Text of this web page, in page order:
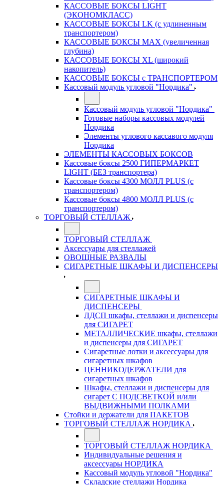
КАССОВЫЕ БОКСЫ LIGHT
(ЭКОНОМКЛАСС)
КАССОВЫЕ БОКСЫ LK (с удлиненным
транспортером)
КАССОВЫЕ БОКСЫ MAX (увеличенная
глубина)
КАССОВЫЕ БОКСЫ XL (широкий
накопитель)
КАССОВЫЕ БОКСЫ с ТРАНСПОРТЕРОМ
Кассовый модуль угловой "Нордика"
Кассовый модуль угловой "Нордика"
Готовые наборы кассовых модулей
Нордика
Элементы углового кассавого модуля
Нордика
ЭЛЕМЕНТЫ КАССОВЫХ БОКСОВ
Кассовые боксы 2500 ГИПЕРМАРКЕТ
LIGHT (БЕЗ транспортера)
Кассовые боксы 4300 МОЛЛ PLUS (с
транспортером)
Кассовые боксы 4800 МОЛЛ PLUS (с
транспортером)
ТОРГОВЫЙ СТЕЛЛАЖ
ТОРГОВЫЙ СТЕЛЛАЖ
Аксессуары для стеллажей
ОВОЩНЫЕ РАЗВАЛЫ
СИГАРЕТНЫЕ ШКАФЫ И ДИСПЕНСЕРЫ
СИГАРЕТНЫЕ ШКАФЫ И
ДИСПЕНСЕРЫ
ЛДСП шкафы, стеллажи и диспенсеры
для СИГАРЕТ
МЕТАЛЛИЧЕСКИЕ шкафы, стеллажи
и диспенсеры для СИГАРЕТ
Сигаретные лотки и аксессуары для
сигаретных шкафов
ЦЕННИКОДЕРЖАТЕЛИ для
сигаретных шкафов
Шкафы, стеллажи и диспенсеры для
сигарет С ПОДСВЕТКОЙ и/или
ВЫДВИЖНЫМИ ПОЛКАМИ
Стойки и держатели для ПАКЕТОВ
ТОРГОВЫЙ СТЕЛЛАЖ НОРДИКА
ТОРГОВЫЙ СТЕЛЛАЖ НОРДИКА
Индивидуальные решения и
аксессуары НОРДИКА
Кассовый модуль угловой "Нордика"
Складские стеллажи Нордика